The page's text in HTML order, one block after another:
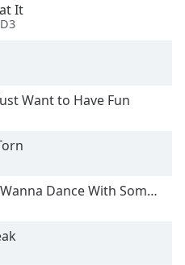
It
Want to Have Fun
Dance With Somebody